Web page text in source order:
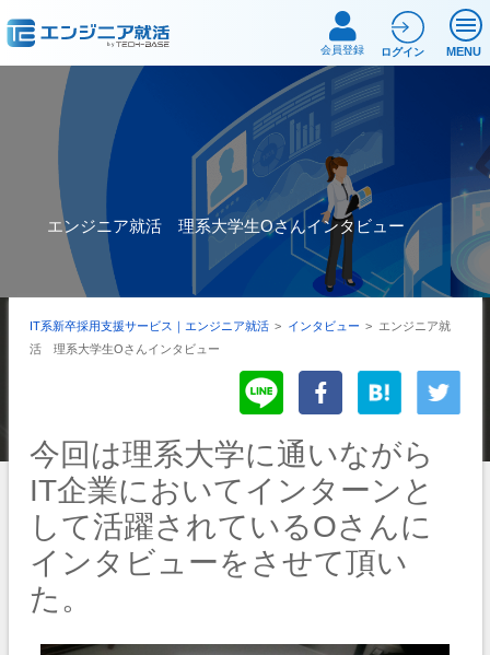
MENU
会員登録 ログイン
エンジニア就活 理系大学生Oさんインタビュー
IT系新卒採用支援サービス｜エンジニア就活 > インタビュー >
エンジニア就
活 理系大学生Oさんインタビュー
今回は理系大学に通いながら
IT企業においてインターンと
して活躍されているOさんに
インタビューをさせて頂い
た。